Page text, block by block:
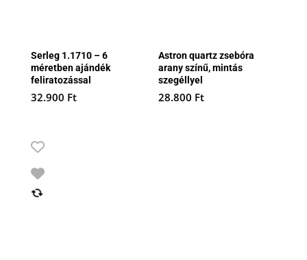
Serleg 1.1710 – 6
méretben ajándék
feliratozással
32.900 Ft
Astron quartz zsebóra
arany színű, mintás
szegéllyel
28.800 Ft